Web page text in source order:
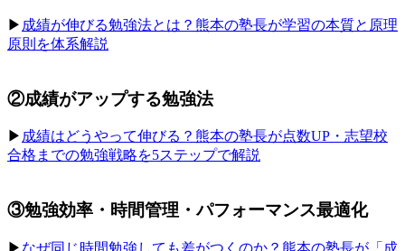
▶︎ 成績が伸びる勉強法とは？熊本の塾長が学習の本質と原理
原則を体系解説
②成績がアップする勉強法
▶︎ 成績はどうやって伸びる？熊本の塾長が点数UP・志望校
合格までの勉強戦略を5ステップで解説
③勉強効率・時間管理・パフォーマンス最適化
▶︎ なぜ同じ時間勉強しても差がつくのか？熊本の塾長が「成